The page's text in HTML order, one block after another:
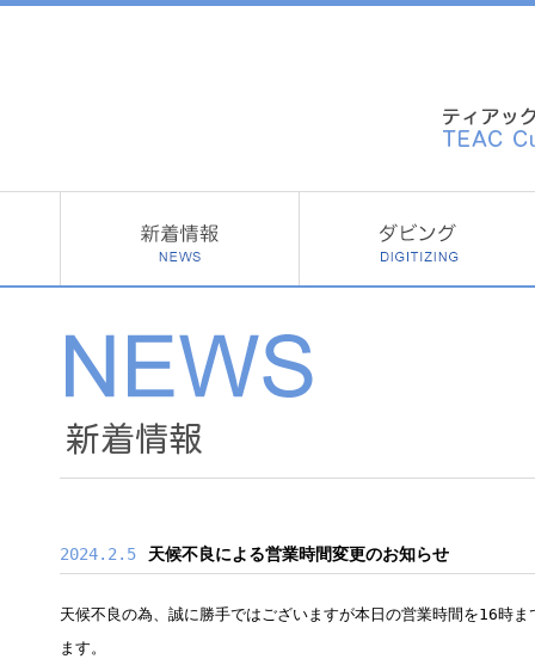
2024.2.5 天候不良による営業時間変更のお知らせ
天候不良の為、誠に勝手ではございますが本日の営業時間を16時
ます。